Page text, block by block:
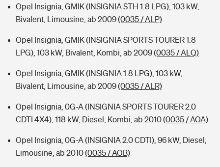
Opel Insignia, GMIK (INSIGNIA STH 1.8 LPG), 103 kW,
Bivalent, Limousine, ab 2009(0035 / ALP)
Opel Insignia, GMIK (INSIGNIA SPORTS TOURER 1.8
LPG), 103 kW, Bivalent, Kombi, ab 2009(0035 / ALQ)
Opel Insignia, GMIK (INSIGNIA 1.8 LPG), 103 kW,
Bivalent, Limousine, ab 2009(0035 / ALR)
Opel Insignia, 0G-A (INSIGNIA SPORTS TOURER 2.0
CDTI 4X4), 118 kW, Diesel, Kombi, ab 2010(0035 / AOA)
Opel Insignia, 0G-A (INSIGNIA 2.0 CDTI), 96 kW, Diesel,
Limousine, ab 2010(0035 / AOB)